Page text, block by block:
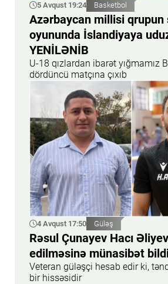
5 Avqust 19:24 Basketbol
Azərbaycan millisi qrupun
oyununda İslandiyaya
YENİLƏNİB
U-18 qızlardan ibarət yığmamız
dördüncü matçına çıxıb
4 Avqust 17:50 Güləş
Rəsul Çunayev Hacı
edilməsinə münasibət
Veteran güləşçi hesab edir ki,
bir hissəsidir